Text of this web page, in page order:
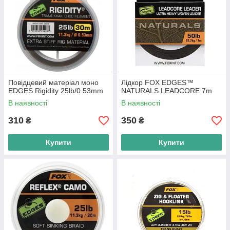
Повідцевий матеріал моно
EDGES Rigidity 25lb/0.53mm
В наявності
310 ₴
Купити
Лідкор FOX EDGES™
NATURALS LEADCORE 7m
В наявності
350 ₴
Купити